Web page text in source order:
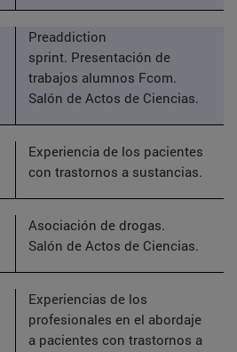
Preaddiction
sprint. Presentación de
trabajos alumnos Fcom.
Salón de Actos de Ciencias.
Experiencia de los pacientes
con trastornos a sustancias.
Asociación de drogas.
Salón de Actos de Ciencias.
Experiencias de los
profesionales en el abordaje
a pacientes con trastornos a